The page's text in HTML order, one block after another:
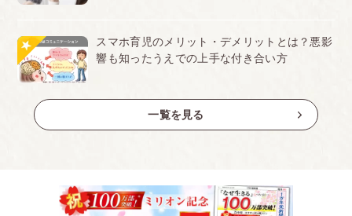
スマホ育児のメリット・デメリットとは？悪影
響も知ったうえでの上手な付き合い方
一覧を見る